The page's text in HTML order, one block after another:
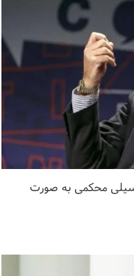
سیلی محکمی به صورت